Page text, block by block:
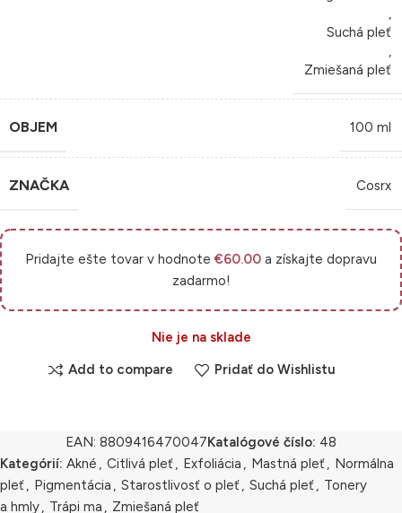
,
Suchá pleť
,
Zmiešaná pleť
OBJEM 100 ml
ZNAČKA Cosrx
Pridajte ešte tovar v hodnote€60.00 a získajte dopravu
zadarmo!
Nie je na sklade
Add to compare Pridať do Wishlistu
EAN: 8809416470047Katalógové číslo: 48
Kategórií: Akné , Citlivá pleť, Exfoliácia , Mastná pleť, Normálna
pleť, Pigmentácia , Starostlivosť o pleť, Suchá pleť, Tonery
a hmly, Trápi ma , Zmiešaná pleť